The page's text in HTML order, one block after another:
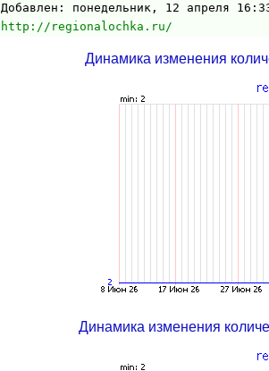
Добавлен: понедельник, 12 апреля
http://regionalochka.ru/
Динамика изменения
Динамика изменения